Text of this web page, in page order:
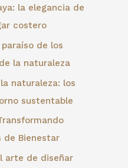
la elegancia de
costero
de los
la naturaleza
naturaleza: los
sustentable
de Bienestar
arte de diseñar